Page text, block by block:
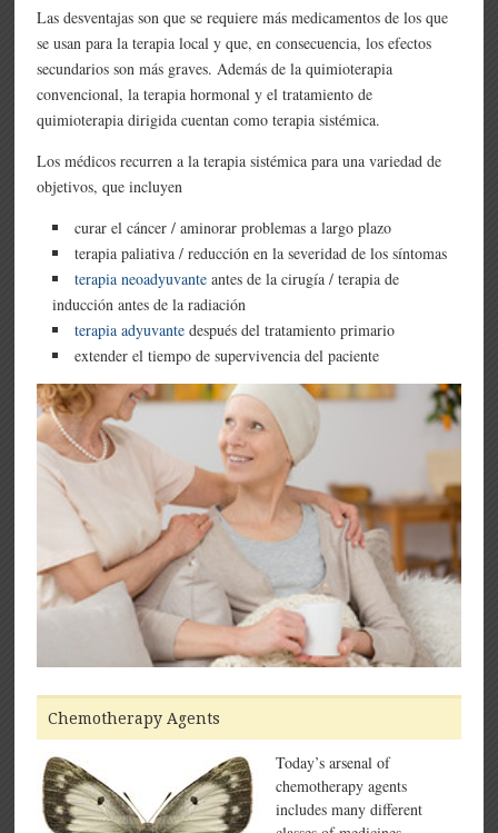
Las desventajas son que se requiere más medicamentos de los que
se usan para la terapia local y que, en consecuencia, los efectos
secundarios son más graves. Además de la quimioterapia
convencional, la terapia hormonal y el tratamiento de
quimioterapia dirigida cuentan como terapia sistémica.
Los médicos recurren a la terapia sistémica para una variedad de
objetivos, que incluyen
curar el cáncer / aminorar problemas a largo plazo
terapia paliativa / reducción en la severidad de los síntomas
terapia neoadyuvante antes de la cirugía / terapia de
inducción antes de la radiación
terapia adyuvantedespués del tratamiento primario
extender el tiempo de supervivencia del paciente
Chemotherapy Agents
Today’s arsenal of
chemotherapy agents
includes many different